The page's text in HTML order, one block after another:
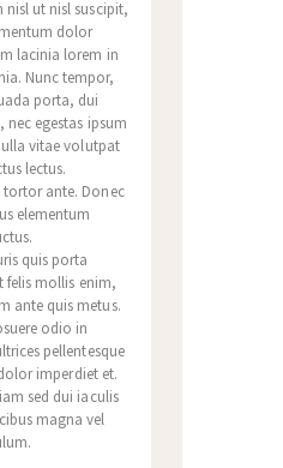
nisl ut nisl suscipit,
dolor
lacinia lorem in
Nunc tempor,
porta, dui
nec egestas ipsum
vitae volutpat
lectus.
ante. Donec
elementum
quis porta
felis mollis enim,
ante quis metus.
odio in
pellentesque
imperdiet et.
sed dui iaculis
magna vel